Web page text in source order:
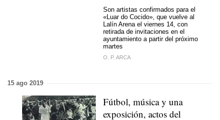
Son artistas confirmados para el
«Luar do Cocido», que vuelve al
Lalín Arena el viernes 14, con
retirada de invitaciones en el
ayuntamiento a partir del próximo
martes
O. P. ARCA
15 ago 2019
Fútbol, música y una
exposición, actos del